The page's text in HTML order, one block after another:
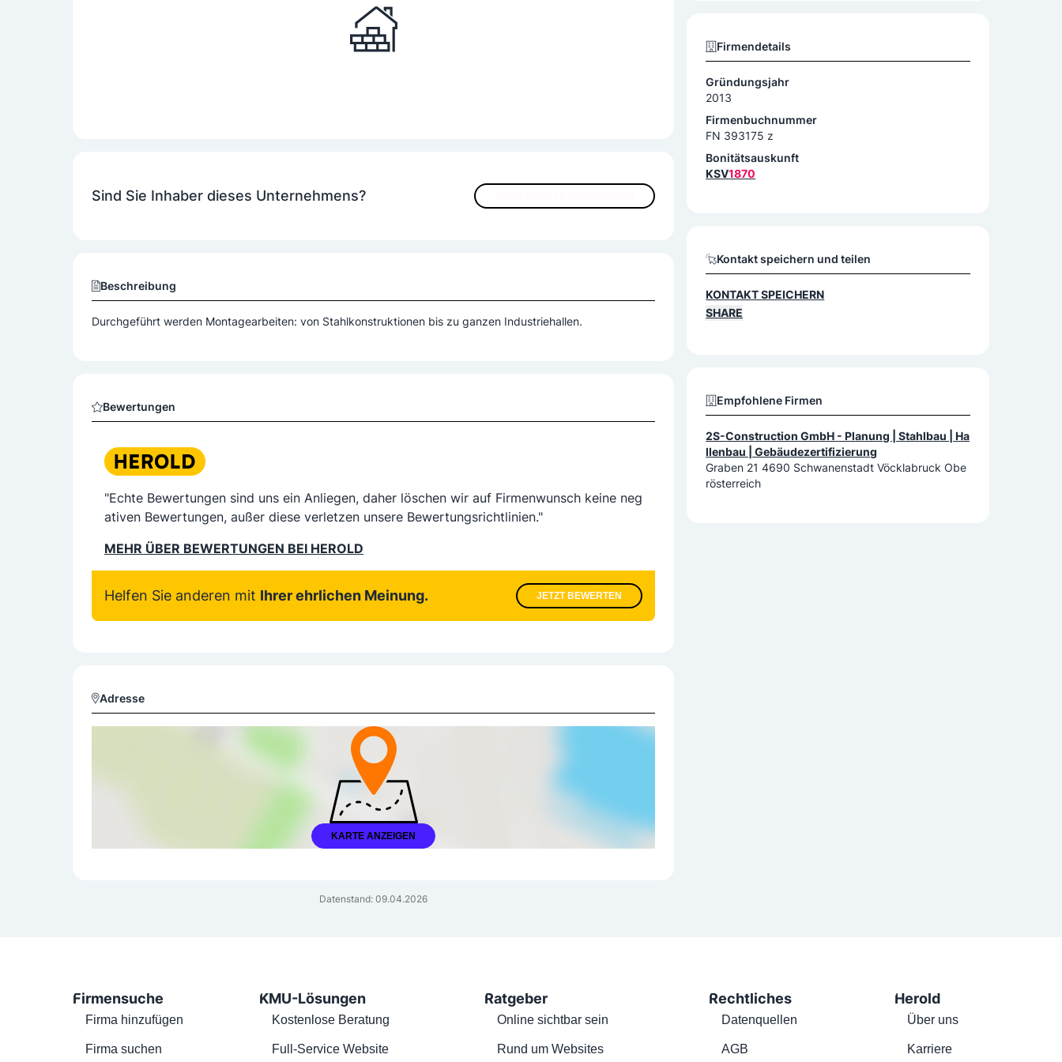
Sind Sie Inhaber dieses Unternehmens?
Beschreibung
Durchgeführt werden Montagearbeiten: von Stahlkonstruktionen bis zu ganzen Industriehallen.
Bewertungen
"Echte Bewertungen sind uns ein Anliegen, daher löschen wir auf Firmenwunsch keine neg
ativen Bewertungen, außer diese verletzen unsere Bewertungsrichtlinien."
MEHR ÜBER BEWERTUNGEN BEI HEROLD
Helfen Sie anderen mit Ihrer ehrlichen Meinung. JETZT BEWERTEN
Adresse
KARTE ANZEIGEN
Datenstand: 09.04.2026
Firmendetails
Gründungsjahr
2013
Firmenbuchnummer
FN 393175 z
Bonitätsauskunft
KSV1870
Kontakt speichern und teilen
KONTAKT SPEICHERN
SHARE
Empfohlene Firmen
2S-Construction GmbH - Planung | Stahlbau | Ha
llenbau | Gebäudezertifizierung
Graben 21 4690 Schwanenstadt Vöcklabruck Obe
rösterreich
Firmensuche
Firma hinzufügen
Firma suchen
KMU-Lösungen
Kostenlose Beratung
Full-Service Website
Ratgeber
Online sichtbar sein
Rund um Websites
Rechtliches
Datenquellen
AGB
Herold
Über uns
Karriere